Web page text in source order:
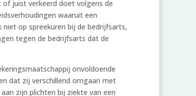
juist verkeerd doet volgens de
waaruit een
op spreekuren bij de bedrijfsarts,
tegen de bedrijfsarts dat de
onvoldoende
dat zij verschillend omgaan met
zijn plichten bij ziekte van een